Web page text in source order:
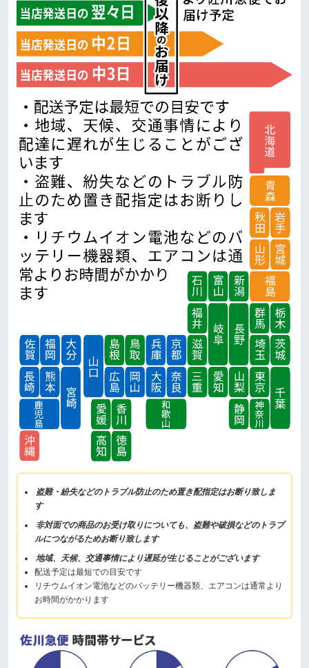
盗難・紛失などのトラブル防止のため置き配指定はお断り致しま
す
非対面での商品のお受け取りについても、盗難や破損などのトラブ
ルにつながるためお断り致します
地域、天候、交通事情により遅延が生じることがございます
配送予定は最短での目安です
リチウムイオン電池などのバッテリー機器類、エアコンは通常より
お時間がかかります